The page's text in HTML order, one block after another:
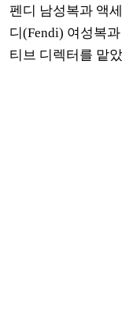
펜디 남성복과 액
디(Fendi) 여성복
티브 디렉터를 맡